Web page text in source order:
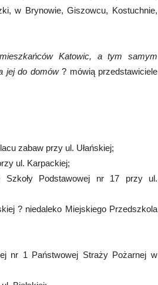
w Brynowie, Giszowcu, Kostuchnie,
Katowic, a tym samym
jej do domów? mówią przedstawiciele
zabaw przy ul. Ułańskiej;
ul. Karpackiej;
Podstawowej nr 17 przy ul.
? niedaleko Miejskiego Przedszkola
nr 1 Państwowej Straży Pożarnej w